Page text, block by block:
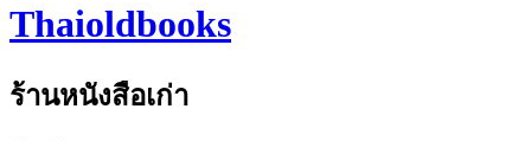
Thaioldbooks
ร้านหนังสือเก่า